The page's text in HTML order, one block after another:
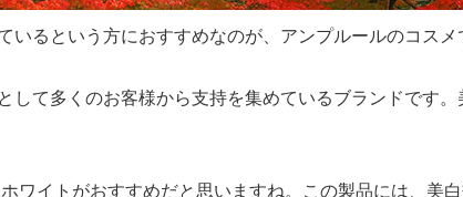
いるという方におすすめなのが、アンプルールのコスメ
して多くのお客様から支持を集めているブランドです
ワイトがおすすめだと思いますね。この製品には、美